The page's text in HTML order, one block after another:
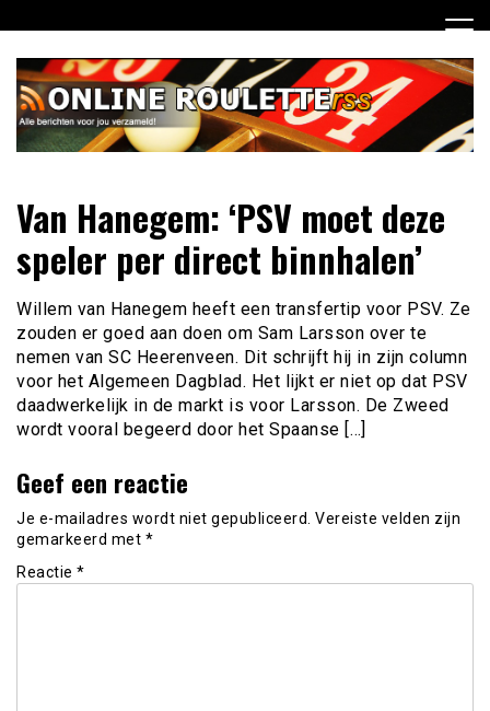
naar
inhoud
Online Roulette RSS
verzameld
Van Hanegem: ‘PSV moet deze
speler per direct binnhalen’
Willem van Hanegem heeft een transfertip voor PSV. Ze
zouden er goed aan doen om Sam Larsson over te
nemen van SC Heerenveen. Dit schrijft hij in zijn column
voor het Algemeen Dagblad. Het lijkt er niet op dat PSV
daadwerkelijk in de markt is voor Larsson. De Zweed
wordt vooral begeerd door het Spaanse […]
Geef een reactie
Je e-mailadres wordt niet gepubliceerd. Vereiste velden zijn
gemarkeerd met *
Reactie *